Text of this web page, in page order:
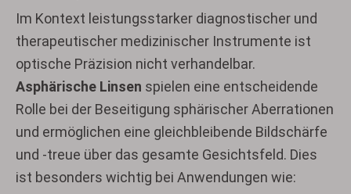
Im Kontext leistungsstarker diagnostischer und
therapeutischer medizinischer Instrumente ist
optische Präzision nicht verhandelbar.
Asphärische Linsen spielen eine entscheidende
Rolle bei der Beseitigung sphärischer Aberrationen
und ermöglichen eine gleichbleibende Bildschärfe
und -treue über das gesamte Gesichtsfeld. Dies
ist besonders wichtig bei Anwendungen wie: